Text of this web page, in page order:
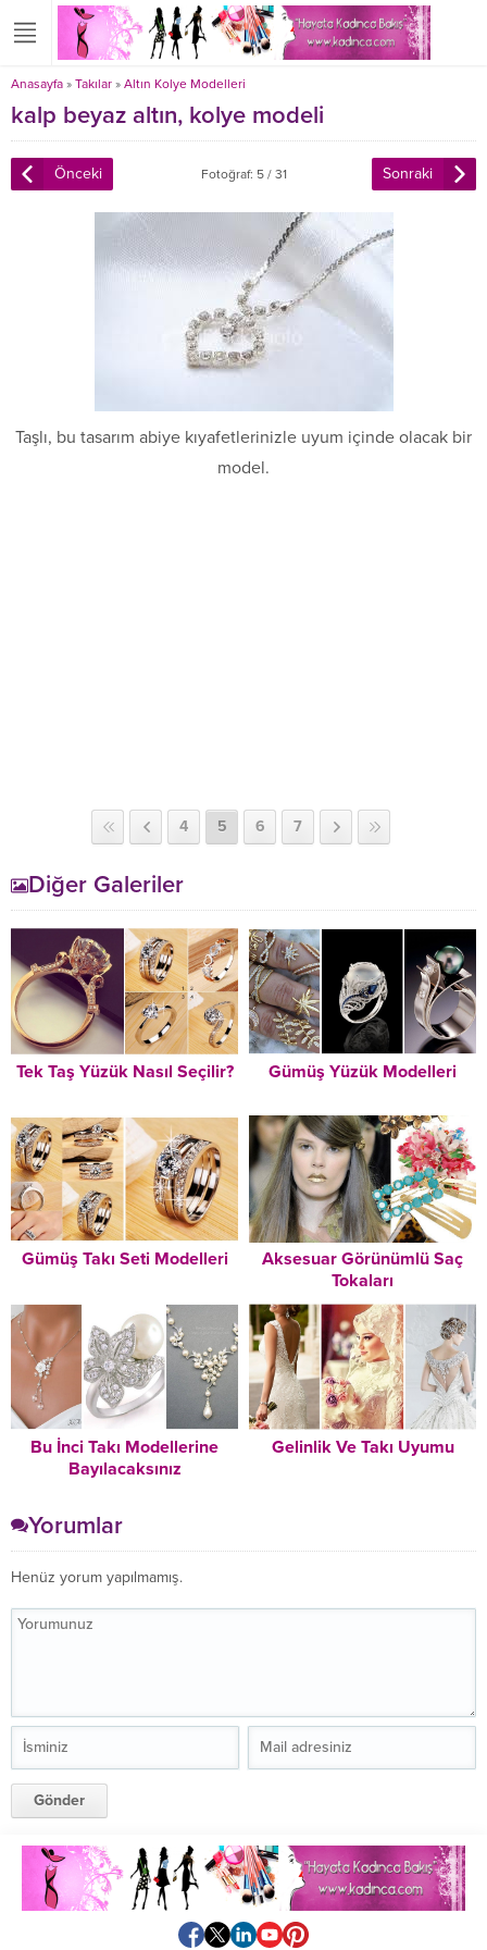
Anasayfa » Takılar » Altın Kolye Modelleri
kalp beyaz altın, kolye modeli
Önceki Fotoğraf: 5 / 31 Sonraki
Taşlı, bu tasarım abiye kıyafetlerinizle uyum içinde olacak bir
model.
4 5 6 7
Diğer Galeriler
Tek Taş Yüzük Nasıl Seçilir? Gümüş Yüzük Modelleri
Gümüş Takı Seti Modelleri
Aksesuar Görünümlü Saç
Tokaları
Bu İnci Takı Modellerine
Bayılacaksınız
Gelinlik Ve Takı Uyumu
Yorumlar
Henüz yorum yapılmamış.